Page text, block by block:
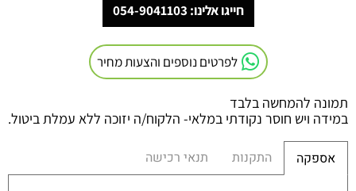
חייגו אלינו: 054-9041103
לפרטים נוספים והצעות מחיר
תמונה להמחשה בלבד
במידה ויש חוסר נקודתי במלאי- הלקוח/ה יזוכה ללא עמלת ביטול.
אספקה התקנות תנאי רכישה